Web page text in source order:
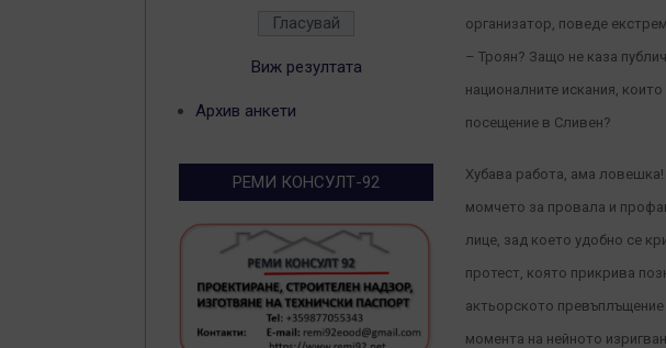
организатор, поведе
– Троян? Защо не каза
националните искания,
посещение в Сливен?
Хубава работа, ама
момчето за провала и
лице, зад което удобно се
протест, която прикрива
актьорското
момента на нейното
Виж резултата
Архив анкети
РЕМИ КОНСУЛТ-92